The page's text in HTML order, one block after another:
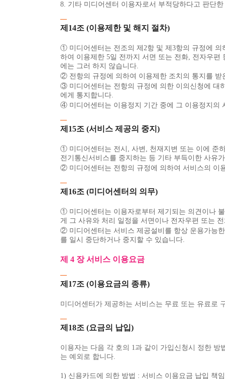
8. 기타 미디어센터 이용자로서 부적당하다고 판단한
제14조 (이용제한 및 해지 절차)
① 미디어센터는 전조의 제2항 및 제3항의 규정에
하여 이용제한 5일 전까지 서면 또는 전화, 전자우
에는 그러 하지 않습니다.
② 전항의 규정에 의하여 이용제한 조치의 통지를 받
③ 미디어센터는 전항의 규정에 의한 이의신청에 대
에게 통지합니다.
④ 미디어센터는 이용정지 기간 중에 그 이용정지의
제15조 (서비스 제공의 중지)
① 미디어센터는 전시, 사변, 천재지변 또는 이에 준
전기통신서비스를 중지하는 등 기타 부득이한 사유
② 미디어센터는 전항의 규정에 의하여 서비스의 이
제16조 (미디어센터의 의무)
① 미디어센터는 이용자로부터 제기되는 의견이나
게 그 사유와 처리 일정을 서면이나 전자우편 또는
② 미디어센터는 서비스 제공설비를 항상 운용가능
를 일시 중단하거나 중지할 수 있습니다.
제 4 장 서비스 이용요금
제17조 (이용요금의 종류)
미디어센터가 제공하는 서비스는 무료 또는 유료로
제18조 (요금의 납입)
이용자는 다음 각 호의 1과 같이 가입신청시 정한
는 예외로 합니다.
1) 신용카드에 의한 방법 : 서비스 이용요금 납입 책